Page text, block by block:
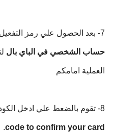
7- بعد الحصول علي رمز التفعيل سوف اقوم بالذهاب الي
حساب الشخصي في الباي بال
العملية امامكم
8- تقوم بالضعط علي ادخل الكود لتأكيد البطاقة
code to confirm your card
.